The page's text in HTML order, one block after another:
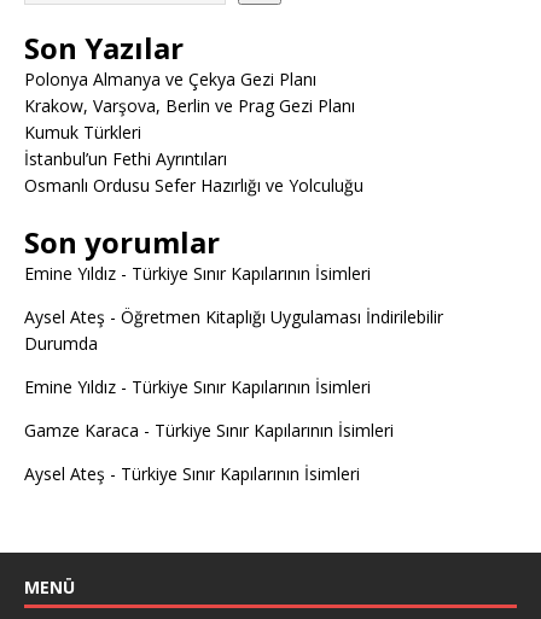
Son Yazılar
Polonya Almanya ve Çekya Gezi Planı
Krakow, Varşova, Berlin ve Prag Gezi Planı
Kumuk Türkleri
İstanbul’un Fethi Ayrıntıları
Osmanlı Ordusu Sefer Hazırlığı ve Yolculuğu
Son yorumlar
Emine Yıldız - Türkiye Sınır Kapılarının İsimleri
Aysel Ateş - Öğretmen Kitaplığı Uygulaması İndirilebilir
Durumda
Emine Yıldız - Türkiye Sınır Kapılarının İsimleri
Gamze Karaca - Türkiye Sınır Kapılarının İsimleri
Aysel Ateş - Türkiye Sınır Kapılarının İsimleri
MENÜ